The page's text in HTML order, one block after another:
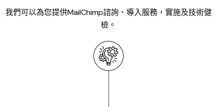
我們可以為您提供MailChimp諮詢、導入服務，實施及技術健
檢。